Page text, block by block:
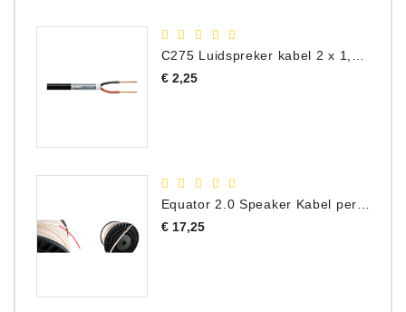
€ 2,25Prijs
Equator 2.0 Speaker Kabel per meter
€ 17,25Prijs